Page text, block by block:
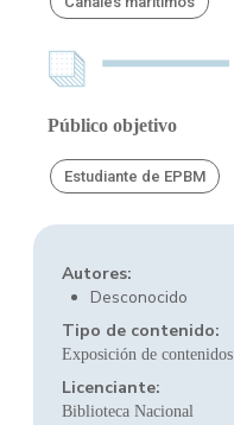
Público objetivo
Estudiante de EPBM
Autores:
Desconocido
Tipo de contenido:
Exposición de contenidos
Licenciante:
Biblioteca Nacional